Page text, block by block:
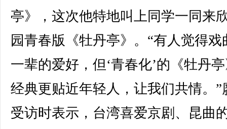
亭》，这次他特地叫上同学一同来
园青春版《牡丹亭》。“有人觉得戏
一辈的爱好，但‘青春化’的《牡丹
经典更贴近年轻人，让我们共情。”
受访时表示，台湾喜爱京剧、昆曲